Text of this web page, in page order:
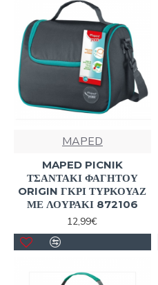
MAPED
MAPED PICNIK
ΤΣΑΝΤΑΚΙ ΦΑΓΗΤΟΥ
ORIGIN ΓΚΡΙ ΤΥΡΚΟΥΑΖ
ΜΕ ΛΟΥΡΑΚΙ 872106
12,99€